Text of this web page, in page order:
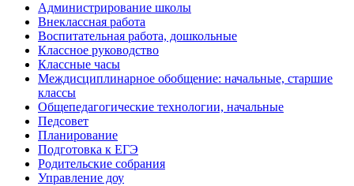
Администрирование школы
Внеклассная работа
Воспитательная работа, дошкольные
Классное руководство
Классные часы
Междисциплинарное обобщение: начальные, старшие
классы
Общепедагогические технологии, начальные
Педсовет
Планирование
Подготовка к ЕГЭ
Родительские собрания
Управление доу